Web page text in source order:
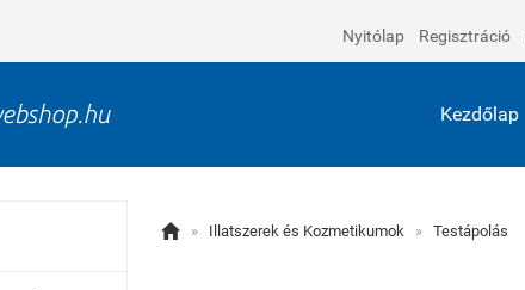
Nyitólap Regisztráció
Kezdőlap
 » Illatszerek és Kozmetikumok » Testápolás